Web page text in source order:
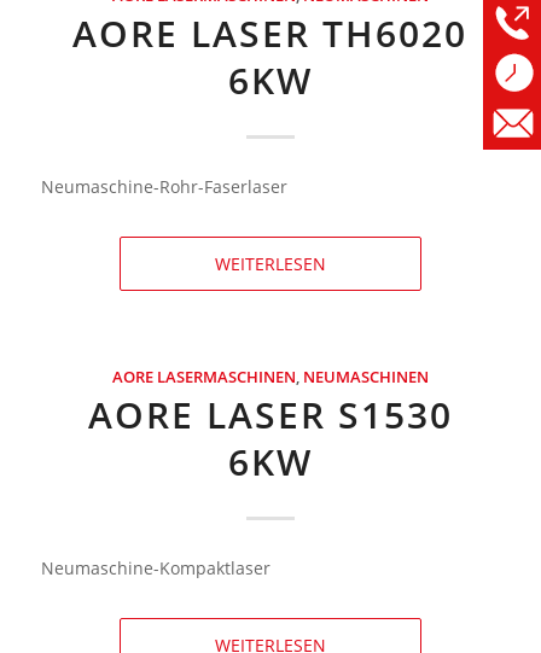
AORE LASER TH6020
6KW
Neumaschine-Rohr-Faserlaser
WEITERLESEN
AORE LASERMASCHINEN, NEUMASCHINEN
AORE LASER S1530
6KW
Neumaschine-Kompaktlaser
WEITERLESEN